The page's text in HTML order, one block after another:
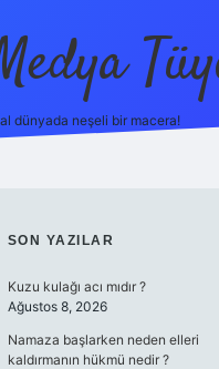
dünyada neşeli bir macera!
SIDEBAR
SON YAZILAR
Kuzu kulağı acı mıdır ?
Ağustos 8, 2026
Namaza başlarken neden elleri
kaldırmanın hükmü nedir ?